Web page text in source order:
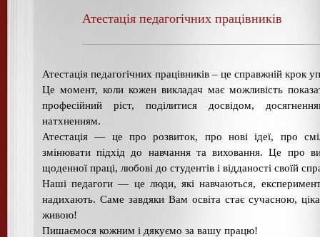
Атестація педагогічних працівників
Атестація педагогічних працівників – це справжній крок
Це момент, коли кожен викладач має можливість
професійний ріст, поділитися досвідом,
натхненням.
Атестація — це про розвиток, про нові ідеї, про
змінювати підхід до навчання та виховання. Це про
щоденної праці, любові до студентів і відданості своїй
Наші педагоги — це люди, які навчаються,
надихають. Саме завдяки Вам освіта стає сучасною,
живою!
Пишаємося кожним і дякуємо за вашу працю!